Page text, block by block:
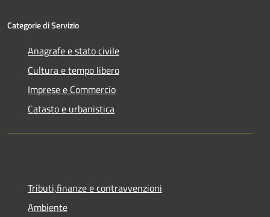
Categorie di Servizio
Anagrafe e stato civile
Cultura e tempo libero
Imprese e Commercio
Catasto e urbanistica
Tributi,finanze e contravvenzioni
Ambiente